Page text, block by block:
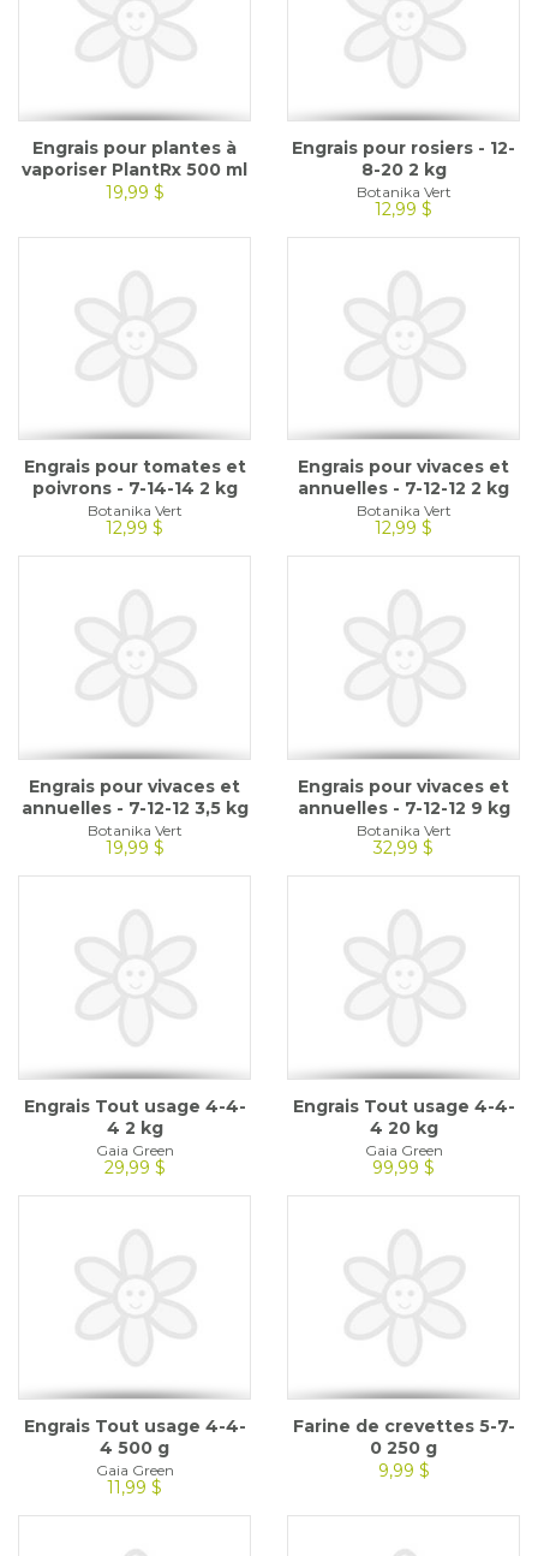
Engrais pour plantes à
vaporiser PlantRx 500 ml
19,99 $
Engrais pour rosiers - 12-
8-20 2 kg
Botanika Vert
12,99 $
Engrais pour tomates et
poivrons - 7-14-14 2 kg
Botanika Vert
12,99 $
Engrais pour vivaces et
annuelles - 7-12-12 2 kg
Botanika Vert
12,99 $
Engrais pour vivaces et
annuelles - 7-12-12 3,5 kg
Botanika Vert
19,99 $
Engrais pour vivaces et
annuelles - 7-12-12 9 kg
Botanika Vert
32,99 $
Engrais Tout usage 4-4-
4 2 kg
Gaia Green
29,99 $
Engrais Tout usage 4-4-
4 20 kg
Gaia Green
99,99 $
Engrais Tout usage 4-4-
4 500 g
Gaia Green
11,99 $
Farine de crevettes 5-7-
0 250 g
9,99 $